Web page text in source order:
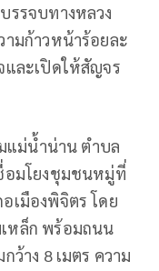
รรจบทางหลวง
ามก้าวหน้าร้อยละ
และเปิดให้สัญจร
แม่นํ้าน่าน ตําบล
อมโยงชุมชนหมู่ที่
เมืองพิจิตร โดย
หล็ก พร้อมถนน
ว้าง 8 เมตร ความ